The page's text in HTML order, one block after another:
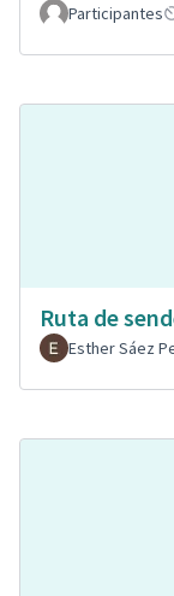
Participantes
Ruta de
Esther Sáez